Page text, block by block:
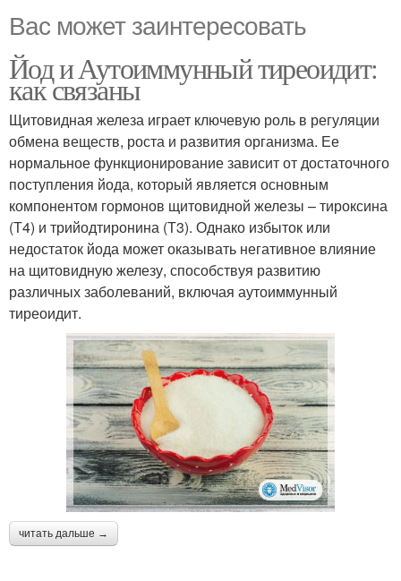
Вас может заинтересовать
Йод и Аутоиммунный тиреоидит:
как связаны
Щитовидная железа играет ключевую роль в регуляции
обмена веществ, роста и развития организма. Ее
нормальное функционирование зависит от достаточного
поступления йода, который является основным
компонентом гормонов щитовидной железы – тироксина
(Т4) и трийодтиронина (Т3). Однако избыток или
недостаток йода может оказывать негативное влияние
на щитовидную железу, способствуя развитию
различных заболеваний, включая аутоиммунный
тиреоидит.
читать дальше →